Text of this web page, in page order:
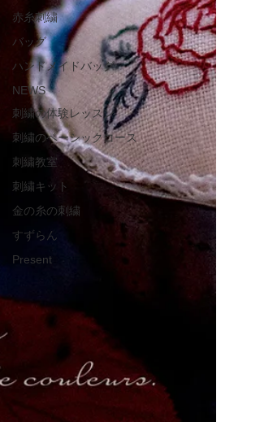
赤糸刺繍
バッグ
ハンドメイドバッグ
NEWS
刺繍の体験レッスン
刺繍のベーシックコース
刺繍教室
刺繍キット
金の糸の刺繍
すずらん
Present